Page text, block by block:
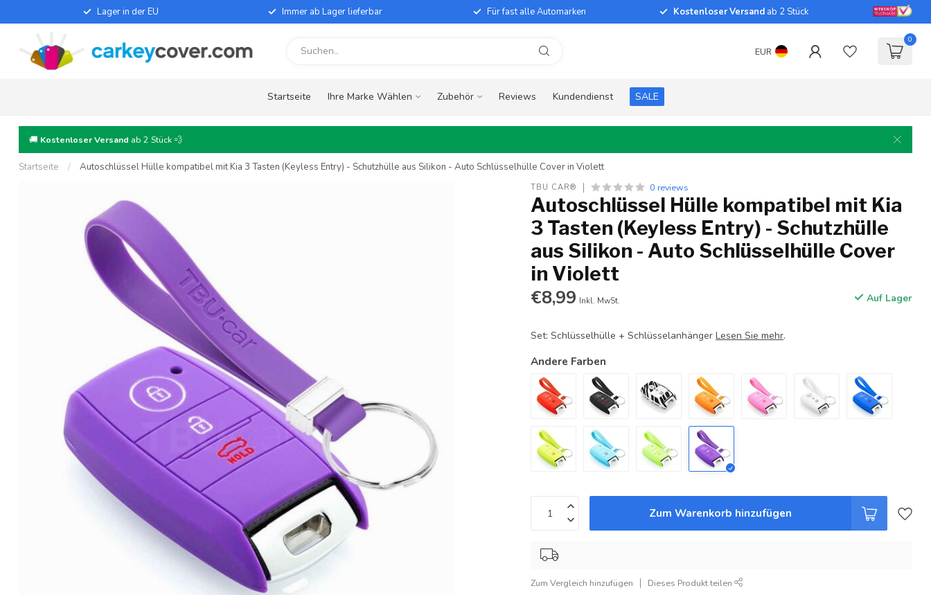
Lager in der EU Immer ab Lager lieferbar Für fast alle Automarken Kostenloser Versand ab 2 Stück
EUR
0
Startseite Ihre Marke Wählen Zubehör Reviews Kundendienst SALE
🚚 Kostenloser Versand ab 2 Stück 💨
Startseite / Autoschlüssel Hülle kompatibel mit Kia 3 Tasten (Keyless Entry) - Schutzhülle aus Silikon - Auto Schlüsselhülle Cover in Violett
TBU CAR® 0 reviews
Autoschlüssel Hülle kompatibel mit Kia
3 Tasten (Keyless Entry) - Schutzhülle
aus Silikon - Auto Schlüsselhülle Cover
in Violett
€8,99 Inkl. MwSt. Auf Lager
Set: Schlüsselhülle + SchlüsselanhängerLesen Sie mehr.
Andere Farben
Zum Warenkorb hinzufügen
Zum Vergleich hinzufügen Dieses Produkt teilen